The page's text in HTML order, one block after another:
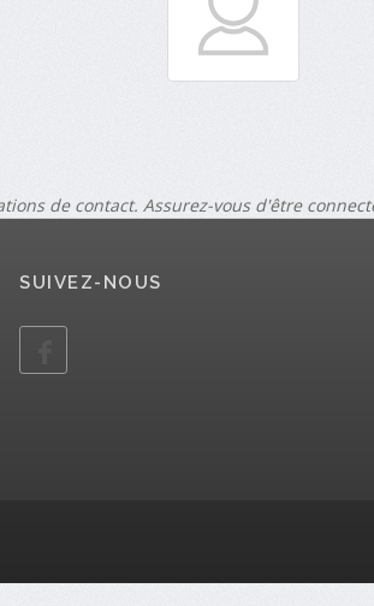
de contact. Assurez-vous d'être
SUIVEZ-NOUS